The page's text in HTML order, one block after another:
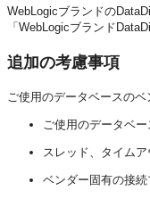
WebLogicブランドの
「WebLogicブランド
追加の考慮事項
ご使用のデータベースの
ご使用のデータベ
スレッド、タイム
ベンダー固有の接続